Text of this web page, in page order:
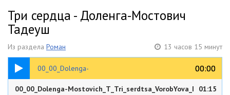
Три сердца - Доленга-Мостович
Тадеуш
Из раздела Роман 13 часов 15 минут
00_00_Dolenga-
Mostovich_T_Tri_serdtsa_VorobYova_I
00:00
00:00
01:15
00_00_Dolenga-Mostovich_T_Tri_serdtsa_VorobYova_I 01:15